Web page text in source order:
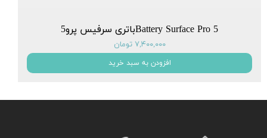
Battery Surface Pro 5باتری سرفیس پرو5
۷,۴۰۰,۰۰۰ تومان
افزودن به سبد خرید